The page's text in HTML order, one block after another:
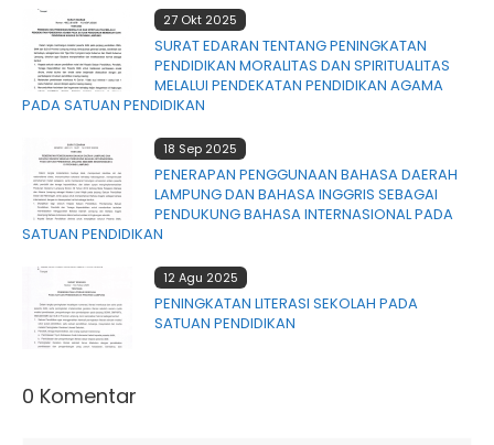
27 Okt 2025
SURAT EDARAN TENTANG PENINGKATAN
PENDIDIKAN MORALITAS DAN SPIRITUALITAS
MELALUI PENDEKATAN PENDIDIKAN AGAMA
PADA SATUAN PENDIDIKAN
18 Sep 2025
PENERAPAN PENGGUNAAN BAHASA DAERAH
LAMPUNG DAN BAHASA INGGRIS SEBAGAI
PENDUKUNG BAHASA INTERNASIONAL PADA
SATUAN PENDIDIKAN
12 Agu 2025
PENINGKATAN LITERASI SEKOLAH PADA
SATUAN PENDIDIKAN
0 Komentar